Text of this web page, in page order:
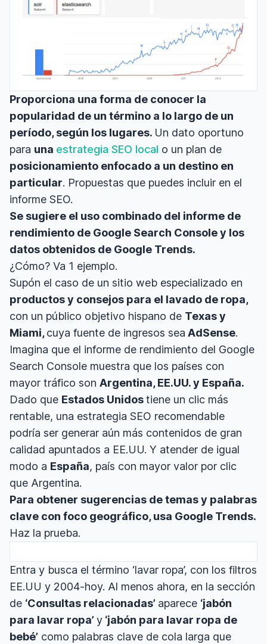
Proporciona una forma de conocer la
popularidad de un término a lo largo de un
período, según los lugares. Un dato oportuno
para una estrategia SEO local o un plan de
posicionamiento enfocado a un destino en
particular. Propuestas que puedes incluir en el
informe SEO.
Se sugiere el uso combinado del informe de
rendimiento de Google Search Console y los
datos obtenidos de Google Trends.
¿Cómo? Va 1 ejemplo.
Supón el caso de un sitio web especializado en
productos y consejos para el lavado de ropa,
con un público objetivo hispano de Texas y
Miami,cuya fuente de ingresos sea AdSense.
Imagina que el informe de rendimiento del Google
Search Console muestra que los países con
mayor tráfico son Argentina, EE.UU. y España.
Dado que Estados Unidostiene un clic más
rentable, una estrategia SEO recomendable
podría ser generar aún más contenidos de gran
calidad apuntados a EE.UU. Y atender de igual
modo a España, país con mayor valor por clic
que Argentina.
Para obtener sugerencias de temas y palabras
clave con foco geográfico, usa Google Trends.
Haz la prueba.
Entra y busca el término ‘lavar ropa’, con los filtros
EE.UU y 2004-hoy. Al menos ahora, en la sección
de ‘Consultas relacionadas’ aparece ‘jabón
para lavar ropa’ y ‘jabón para lavar ropa de
bebé’ como palabras clave de cola larga que